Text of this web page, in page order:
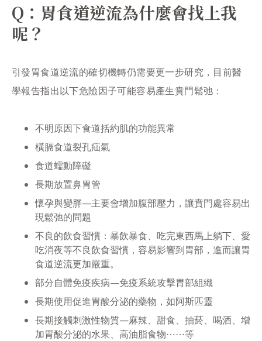
Q：胃食道逆流為什麼會找上我
呢？
引發胃食道逆流的確切機轉仍需要更一步研究，目前醫
學報告指出以下危險因子可能容易產生賁門鬆弛：
不明原因下食道括約肌的功能異常
橫膈食道裂孔疝氣
食道蠕動障礙
長期放置鼻胃管
懷孕與變胖—主要會增加腹部壓力，讓賁門處容易出
現鬆弛的問題
不良的飲食習慣：暴飲暴食、吃完東西馬上躺下、愛
吃消夜等不良飲食習慣，容易影響到胃部，進而讓胃
食道逆流更加嚴重。
部分自體免疫疾病—免疫系統攻擊胃部組織
長期使用促進胃酸分泌的藥物，如阿斯匹靈
長期接觸刺激性物質—麻辣、甜食、抽菸、喝酒、增
加胃酸分泌的水果、高油脂食物⋯⋯等